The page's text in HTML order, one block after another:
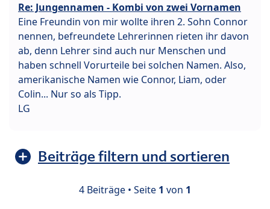
Re: Jungennamen - Kombi von zwei Vornamen
Eine Freundin von mir wollte ihren 2. Sohn Connor
nennen, befreundete Lehrerinnen rieten ihr davon
ab, denn Lehrer sind auch nur Menschen und
haben schnell Vorurteile bei solchen Namen. Also,
amerikanische Namen wie Connor, Liam, oder
Colin... Nur so als Tipp.
LG
Beiträge filtern und sortieren
4 Beiträge • Seite 1 von 1